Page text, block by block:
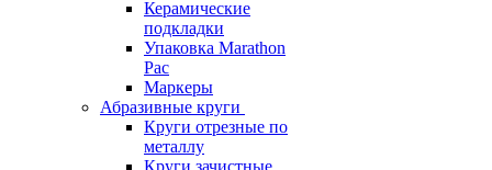
Керамические
подкладки
Упаковка Marathon
Pac
Маркеры
Абразивные круги
Круги отрезные по
металлу
Круги зачистные